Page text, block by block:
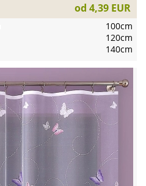
od 4,39 EUR
100cm
120cm
140cm